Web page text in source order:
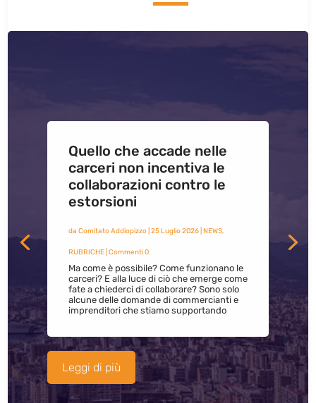
Quello che accade nelle
carceri non incentiva le
collaborazioni contro le
estorsioni
da Comitato Addiopizzo| 25 Luglio 2026| NEWS,
RUBRICHE| Commenti 0
Ma come è possibile? Come funzionano le
carceri? E alla luce di ciò che emerge come
fate a chiederci di collaborare? Sono solo
alcune delle domande di commercianti e
imprenditori che stiamo supportando
Leggi di più